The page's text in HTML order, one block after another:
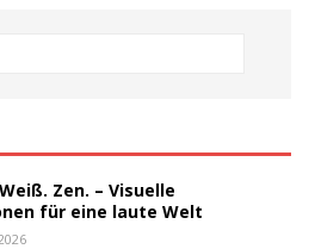
Zen. – Visuelle
für eine laute Welt